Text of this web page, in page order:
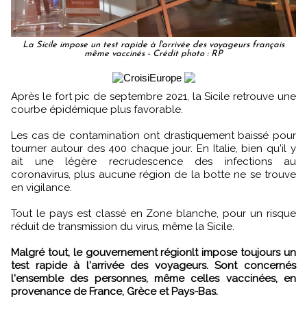
La Sicile impose un test rapide à l'arrivée des voyageurs français
même vaccinés - Crédit photo : RP
Après le fort pic de septembre 2021, la Sicile retrouve une
courbe épidémique plus favorable.
Les cas de contamination ont drastiquement baissé pour
tourner autour des 400 chaque jour. En Italie, bien qu'il y
ait une légère recrudescence des infections au
coronavirus, plus aucune région de la botte ne se trouve
en vigilance.
Tout le pays est classé en Zone blanche, pour un risque
réduit de transmission du virus, même la Sicile.
Malgré tout, le gouvernement régionlt impose toujours un
test rapide à l'arrivée des voyageurs. Sont concernés
l'ensemble des personnes, même celles vaccinées, en
provenance de France, Grèce et Pays-Bas.